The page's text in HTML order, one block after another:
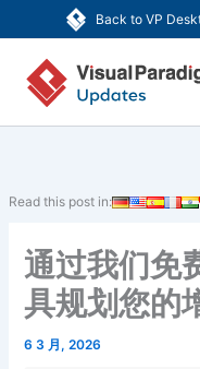
Back to VP
至
Read this post in:
通过我们免
具规划您的
6 3 月, 2026